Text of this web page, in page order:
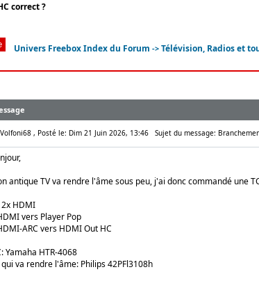
correct ?
Univers Freebox Index du Forum -> Télévision, Radios et
Volfoni68 , Posté le: Dim 21 Juin 2026, 13:46 Sujet du message:
antique TV va rendre l'âme sous peu, j'ai donc commandé une
2x HDMI
vers Player Pop
ARC vers HDMI Out HC
Yamaha HTR-4068
qui va rendre l'âme: Philips 42PFl3108h